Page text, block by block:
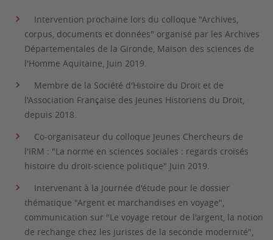
Intervention prochaine lors du colloque "Archives,
corpus, documents et données" organisé par les Archives
Départementales de la Gironde, Maison des sciences de
l'Homme Aquitaine, Juin 2019.
Membre de la Société d'Histoire du Droit et de
l'Association Française des Jeunes Historiens du Droit,
depuis 2018.
Co-organisateur du colloque Jeunes Chercheurs de
l'IRM : "La norme en sciences sociales : regards croisés
histoire du droit-science politique" Juin 2019.
Intervenant à la Journée d'étude pour le dossier
thématique "Argent et marchandises en voyage",
communication sur "Le voyage retour de l'argent, la notion
de rechange chez les juristes de la seconde modernité",